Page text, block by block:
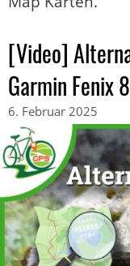
[Video]
Garmin Fenix 8
6. Februar 2025